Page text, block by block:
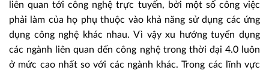
liên quan tới công nghệ trực tuyến, bởi một số công việc
phải làm của họ phụ thuộc vào khả năng sử dụng các ứng
dụng công nghệ khác nhau. Vì vậy xu hướng tuyển dụng
các ngành liên quan đến công nghệ trong thời đại 4.0 luôn
ở mức cao nhất so với các ngành khác. Trong các lĩnh vực